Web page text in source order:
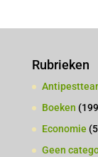
Rubrieken
Boeken
Economie
Geen